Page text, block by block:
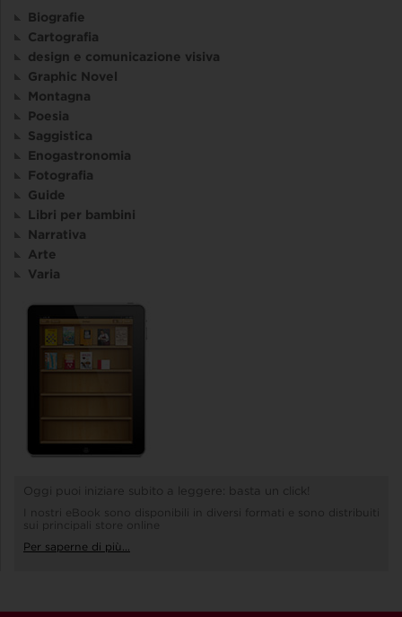
Biografie
Cartografia
design e comunicazione visiva
Graphic Novel
Montagna
Poesia
Saggistica
Enogastronomia
Fotografia
Guide
Libri per bambini
Narrativa
Arte
Varia
Oggi puoi iniziare subito a leggere: basta un click!
I nostri eBook sono disponibili in diversi formati e sono distribuiti
sui principali store online
Per saperne di più...